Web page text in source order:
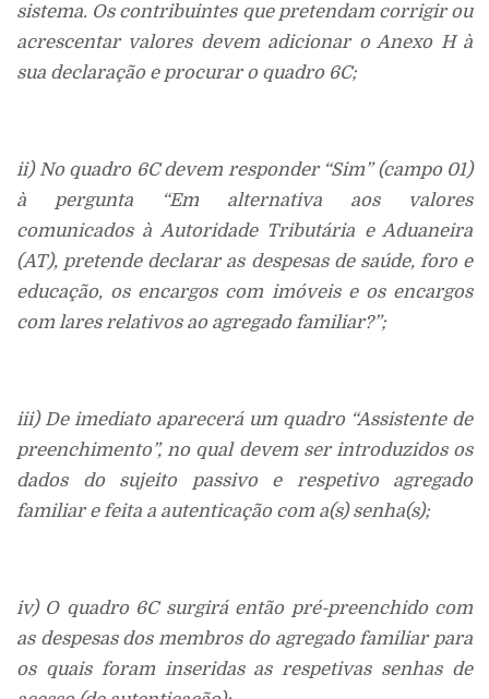
sistema. Os contribuintes que pretendam corrigir ou
acrescentar valores devem adicionar o Anexo H à
sua declaração e procurar o quadro 6C;
ii) No quadro 6C devem responder “Sim” (campo 01)
à pergunta “Em alternativa aos valores
comunicados à Autoridade Tributária e Aduaneira
(AT), pretende declarar as despesas de saúde, foro e
educação, os encargos com imóveis e os encargos
com lares relativos ao agregado familiar?”;
iii) De imediato aparecerá um quadro “Assistente de
preenchimento”, no qual devem ser introduzidos os
dados do sujeito passivo e respetivo agregado
familiar e feita a autenticação com a(s) senha(s);
iv) O quadro 6C surgirá então pré-preenchido com
as despesas dos membros do agregado familiar para
os quais foram inseridas as respetivas senhas de